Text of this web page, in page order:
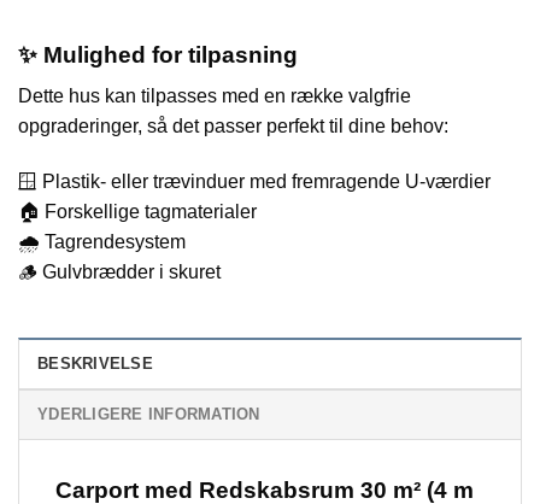
✨ Mulighed for tilpasning
Dette hus kan tilpasses med en række valgfrie
opgraderinger, så det passer perfekt til dine behov:
🪟 Plastik- eller trævinduer med fremragende U-værdier
🏠 Forskellige tagmaterialer
🌧️ Tagrendesystem
🪵 Gulvbrædder i skuret
BESKRIVELSE
YDERLIGERE INFORMATION
Carport med Redskabsrum 30 m² (4 m